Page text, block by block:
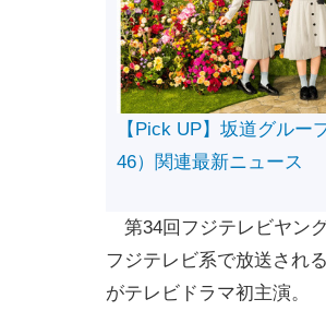
【Pick UP】坂道グルー
46）関連最新ニュース
第34回フジテレビヤン
フジテレビ系で放送され
がテレビドラマ初主演。